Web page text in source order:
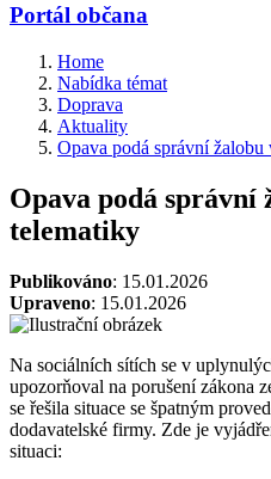
Portál občana
Home
Nabídka témat
Doprava
Aktuality
Opava podá správní
Opava podá správní
telematiky
Publikováno: 15.01.2026
Upraveno: 15.01.2026
Na sociálních sítích se v
upozorňoval na porušení zákona
se řešila situace se špatným
dodavatelské firmy. Zde je
situaci: